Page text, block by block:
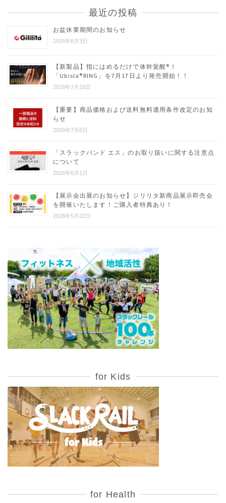
最近の投稿
お盆休業期間のお知らせ
2026年8月3日
【新製品】指にはめるだけで体幹覚醒®︎！
「Ubisla®︎RING」を7月17日より発売開始！！
2026年7月18日
【重要】商品価格および送料無料適用条件改定のお知
らせ
2026年7月6日
「スラックバンド エス」のお取り扱いに関する注意点
について
2026年6月1日
【展示会出展のお知らせ】ジリリタ新商品展示即売会
を開催いたします！ご購入者特典あり！
2026年5月22日
for Kids
for Health